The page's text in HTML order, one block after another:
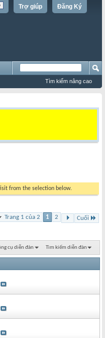
Đăng Ký
Trợ giúp
Tìm kiếm nâng cao
from the selection below.
Trang 1 của 2 1 2 Cuối
cụ diễn đàn Tìm kiếm diễn đàn